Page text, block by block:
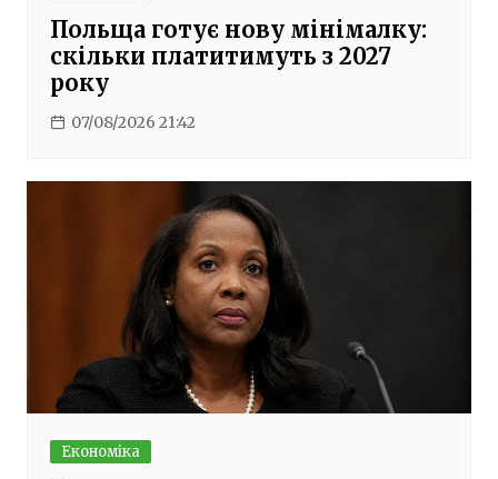
Польща готує нову мінімалку:
скільки платитимуть з 2027
року
07/08/2026 21:42
Економіка